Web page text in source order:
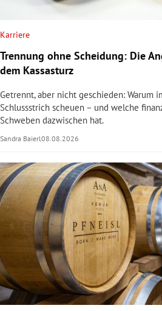
Untermenü
Untermenü
Untermenü
Untermenü
Untermenü
Untermenü
Untermenü
Karriere
Trennung ohne Scheidung: Die
dem Kassasturz
Getrennt, aber nicht geschieden: Warum
Schlussstrich scheuen – und welche
Schweben dazwischen hat.
Sandra Baierl08.08.2026